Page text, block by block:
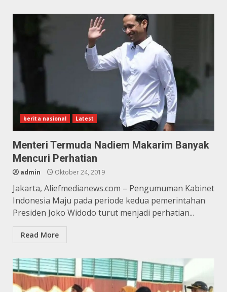
berita nasional Latest
Menteri Termuda Nadiem Makarim Banyak
Mencuri Perhatian
admin Oktober 24, 2019
Jakarta, Aliefmedianews.com – Pengumuman Kabinet
Indonesia Maju pada periode kedua pemerintahan
Presiden Joko Widodo turut menjadi perhatian...
Read More